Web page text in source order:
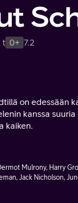
t 0+ 7.2
on edessään
kanssa
kaiken.
Mulrony, Harry
Jack Nicholson,